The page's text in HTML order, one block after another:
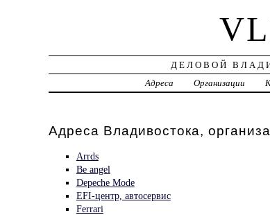
ДЕЛОВОЙ
Адреса
Организации
Адреса Владивостока,
Arrds
Be angel
Depeche Mode
EFI-центр, автосервис
Ferrari